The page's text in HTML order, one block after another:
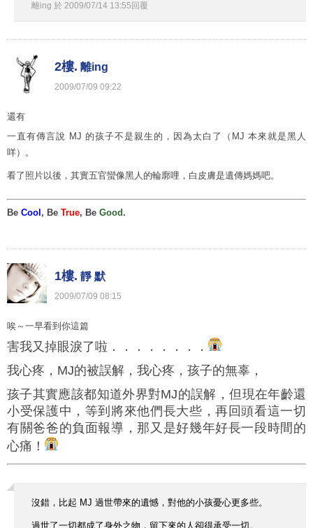
離ing 於 2009/07/14 13:55 回覆
2樓. 離ing
2009/07/09 09:22
還有
一直有傳言說 MJ 的孩子不是親生的，因為太白了（MJ 本來就是黑人
咩）。
看了照片以後，其實五官蠻像黑人的輪廓哩，白皮膚是遺傳媽媽吧。
Be Cool , Be True, Be Good.
1樓. 靜 默
2009/07/09 08:15
唉～一早看到你這篇
害我又掉眼淚了啦．．．．．．．．
我心疼，MJ的被誤解，我心疼，孩子的無辜，
孩子其實應該都知道外界對MJ的誤解，但現在年齡還
小受保護中，等到將來他們長大些，再回頭看這一切
有關爸爸的負面報導，那又是好幾年好長一段時間的
心痛！
沒錯，比起 MJ 過世帶來的遺憾，對他的小孩憂心更多些。
過世了一切都成了身外之物，留下來的人卻得承受一切。